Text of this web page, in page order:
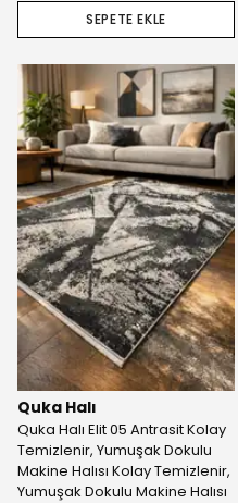
SEPETE EKLE
Quka Halı
Quka Halı Elit 05 Antrasit Kolay
Temizlenir, Yumuşak Dokulu
Makine Halısı Kolay Temizlenir,
Yumuşak Dokulu Makine Halısı